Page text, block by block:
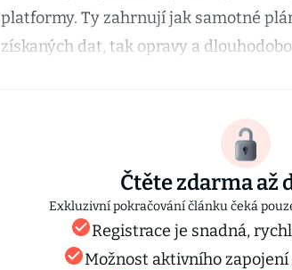
platformy. Ty zahrnují jak samotné
získaných dat, tak opravy a
Čtěte zdarma až
Exkluzivní pokračování článku čeká
Registrace je snadná,
Možnost aktivního zapojení